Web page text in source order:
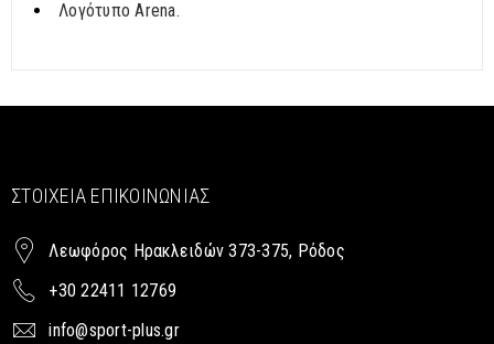
Λογότυπο Arena.
ΣΤΟΙΧΕΊΑ ΕΠΙΚΟΙΝΩΝΊΑΣ
Λεωφόρος Ηρακλειδών 373-375, Ρόδος
+30 22411 12769
info@sport-plus.gr